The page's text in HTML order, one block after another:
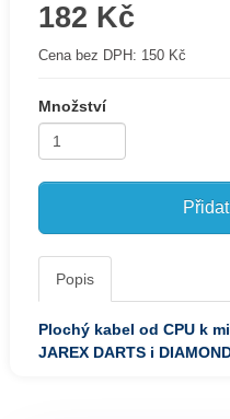
182 Kč
Cena bez DPH: 150 Kč
Množství
Popis
Plochý kabel od CPU k
JAREX DARTS i